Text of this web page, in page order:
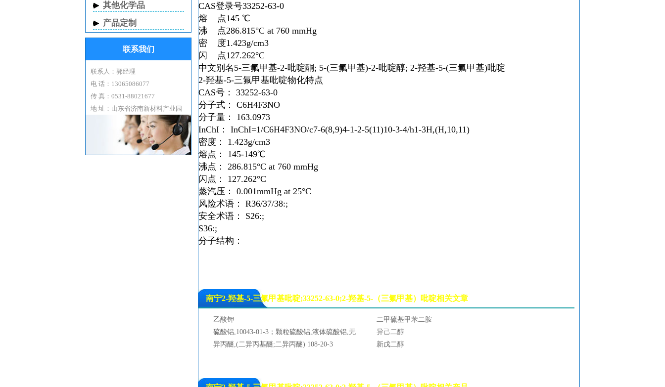
CAS登录号33252-63-0
熔 点145 ℃
沸 点286.815°C at 760 mmHg
密 度1.423g/cm3
闪 点127.262°C
中文别名 5-三氟甲基-2-吡啶酮; 5-(三氟甲基)-2-吡啶醇; 2-羟基-5-(三氟甲基)吡啶
2-羟基-5-三氟甲基吡啶物化特点
CAS号： 33252-63-0
分子式： C6H4F3NO
分子量： 163.0973
InChI： InChI=1/C6H4F3NO/c7-6(8,9)4-1-2-5(11)10-3-4/h1-3H,(H,10,11)
密度： 1.423g/cm3
熔点： 145-149℃
沸点： 286.815°C at 760 mmHg
闪点： 127.262°C
蒸汽压： 0.001mmHg at 25°C
风险术语： R36/37/38:;
安全术语： S26:;
S36:;
分子结构：
南宁2-羟基-5-三氟甲基吡啶;33252-63-0;2-羟基-5-（三氟甲基）吡啶相关文章
乙酸钾
二甲硫基甲苯二胺
硫酸铝,10043-01-3；颗粒硫酸铝,液体硫酸铝,无
铁硫酸铝,块状硫酸铝, 片状硫酸铝,粉状硫酸铝
异己二醇
异丙醚,(二异丙基醚;二异丙醚) 108-20-3
新戊二醇
其他化学品
产品定制
联系我们
联系人：郭经理
电 话：13065086077
传 真：0531-88021677
地 址：山东省济南新材料产业园